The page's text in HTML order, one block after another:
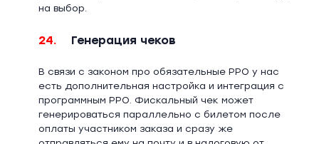
на выбор.
24. Генерация чеков
В связи с законом про обязательные РРО у нас
есть дополнительная настройка и интеграция с
программным РРО. Фискальный чек может
генерироваться параллельно с билетом после
оплаты участником заказа и сразу же